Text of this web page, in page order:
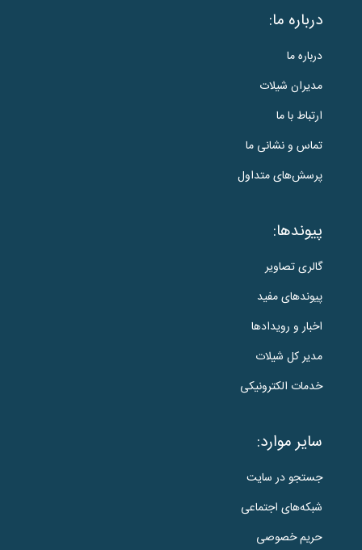
درباره ما:
درباره ما
مدیران شیلات
ارتباط با ما
تماس و نشانی ما
پرسش‌های متداول
پیوندها:
گالری تصاویر
پیوندهای مفید
اخبار و رویدادها
مدیر کل شیلات
خدمات الکترونیکی
سایر موارد:
جستجو در سایت
شبکه‌های اجتماعی
حریم خصوصی